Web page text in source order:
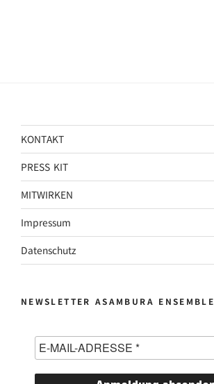
KONTAKT
PRESS KIT
MITWIRKEN
Impressum
Datenschutz
NEWSLETTER ASAMBURA ENSEMBLE